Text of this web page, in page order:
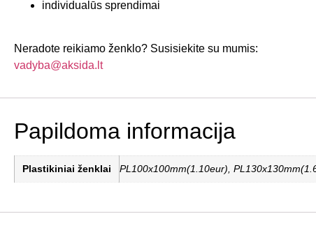
individualūs sprendimai
Neradote reikiamo ženklo? Susisiekite su mumis:
vadyba@aksida.lt
Papildoma informacija
Plastikiniai ženklai PL100x100mm(1.10eur),